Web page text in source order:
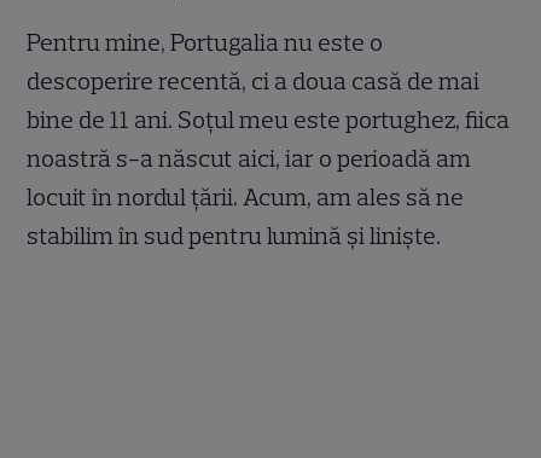
Pentru mine, Portugalia nu este o
descoperire recentă, ci a doua casă de mai
bine de 11 ani. Soțul meu este portughez, fiica
noastră s-a născut aici, iar o perioadă am
locuit în nordul țării. Acum, am ales să ne
stabilim în sud pentru lumină și liniște.